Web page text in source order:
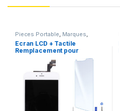
Pieces Portable, Marques,
Apple iPhone 6 Plus
Ecran LCD + Tactile
Remplacement pour